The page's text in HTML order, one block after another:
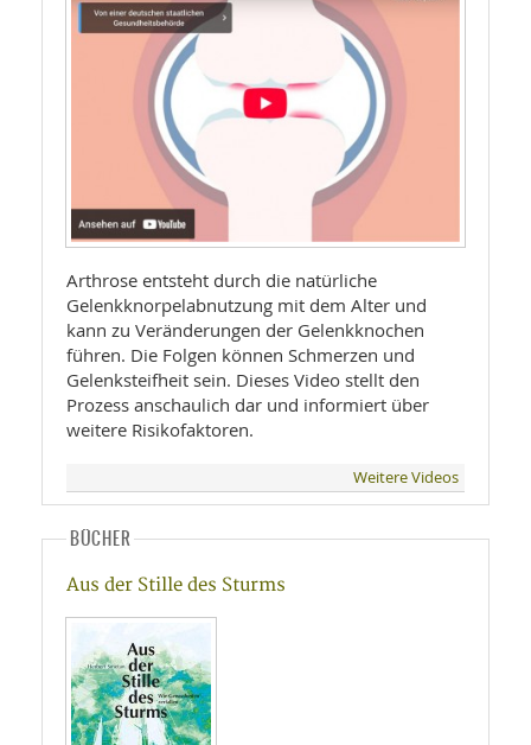
Arthrose entsteht durch die natürliche
Gelenkknorpelabnutzung mit dem Alter und
kann zu Veränderungen der Gelenkknochen
führen. Die Folgen können Schmerzen und
Gelenksteifheit sein. Dieses Video stellt den
Prozess anschaulich dar und informiert über
weitere Risikofaktoren.
Weitere Videos
BÜCHER
Aus der Stille des Sturms